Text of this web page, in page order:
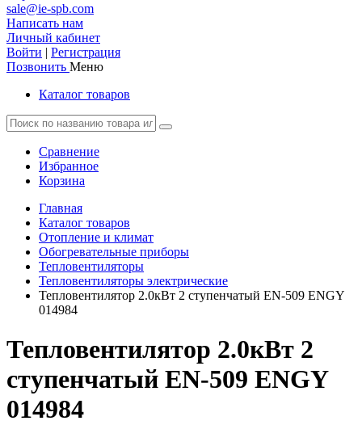
sale@ie-spb.com
Написать нам
Личный кабинет
Войти | Регистрация
Позвонить Меню
Каталог товаров
Сравнение
Избранное
Корзина
Главная
Каталог товаров
Отопление и климат
Обогревательные приборы
Тепловентиляторы
Тепловентиляторы электрические
Тепловентилятор 2.0кВт 2 ступенчатый EN-509 ENGY
014984
Тепловентилятор 2.0кВт 2
ступенчатый EN-509 ENGY
014984